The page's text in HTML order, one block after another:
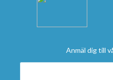
Anmäl dig till